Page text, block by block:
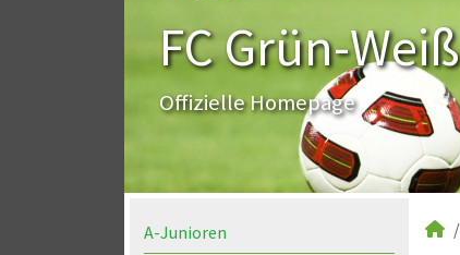
FC Grün-
Offizielle Homepage
A-Junioren